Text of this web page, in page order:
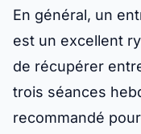
En général, un
est un excellent
de récupérer
trois séances
recommandé